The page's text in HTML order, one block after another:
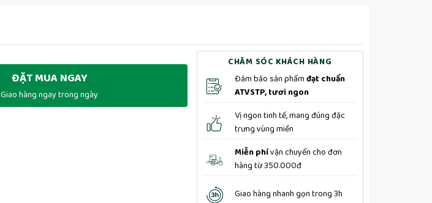
ĐẶT MUA NGAY
Giao hàng ngay trong ngày
CHĂM SÓC KHÁCH HÀNG
Đảm bảo sản phẩmđạt chuẩn
ATVSTP, tươi ngon
Vị ngon tinh tế, mang đúng đặc
trưng vùng miền
Miễn phívận chuyển cho đơn
hàng từ 350.000đ
Giao hàng nhanh gọn trong 3h